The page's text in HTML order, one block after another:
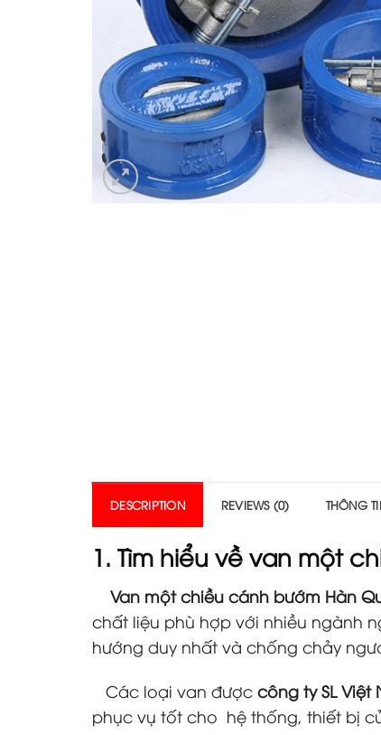
DESCRIPTION REVIEWS (0) THÔNG
1. Tìm hiểu về van một
Van một chiều cánh bướm Hàn
chất liệu phù hợp với nhiều ngành
hướng duy nhất và chống chảy
Các loại van được công ty SL Việt
phục vụ tốt cho hệ thống, thiết bị